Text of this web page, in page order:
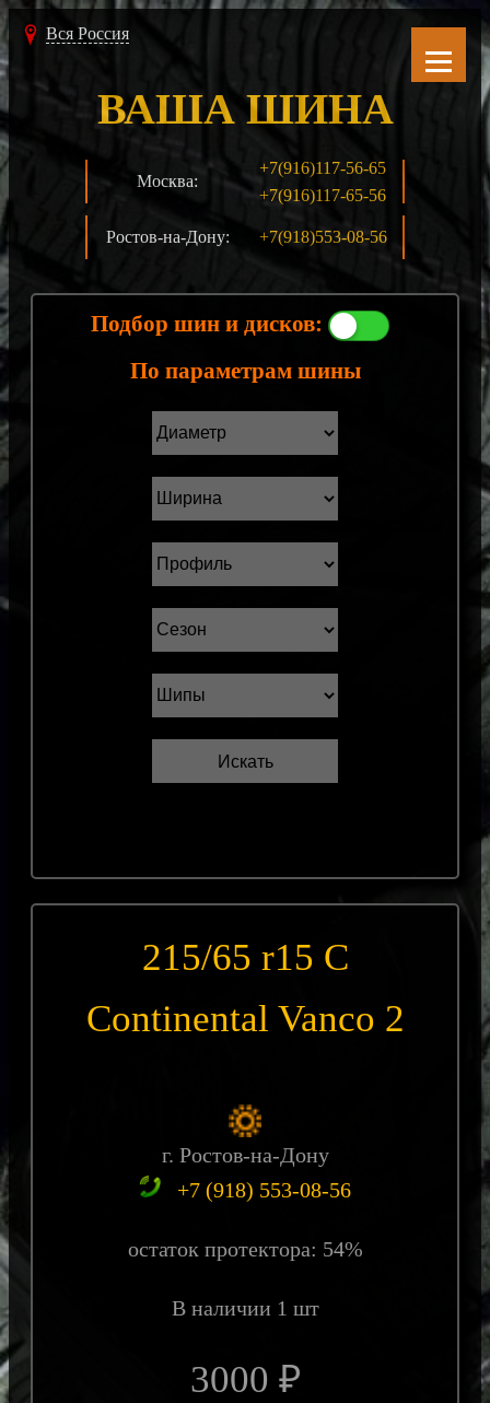
Вся Россия
Москва:
+7(916)117-56-65
+7(916)117-65-56
Ростов-на-Дону: +7(918)553-08-56
ВАША ШИНА
Подбор шин и дисков:
По параметрам шины
215/65 r15 С
Continental Vanco 2
г. Ростов-на-Дону
+7 (918) 553-08-56
остаток протектора: 54%
В наличии 1 шт
3000 ₽